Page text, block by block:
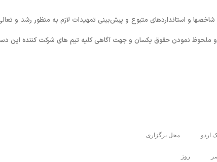
شاخصها و استانداردهای متبوع و پیش‌بینی تمهیدات لازم به منظور رشد و
و ملحوظ نمودن حقوق یکسان و جهت آگاهی کلیه تیم های شرکت کننده این
اردو محل برگزاری
روز